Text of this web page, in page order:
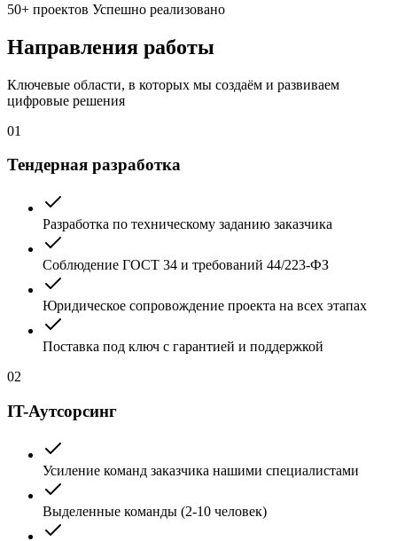
50+ проектов Успешно реализовано
Направления работы
Ключевые области, в которых мы создаём и развиваем
цифровые решения
01
Тендерная разработка
Разработка по техническому заданию заказчика
Соблюдение ГОСТ 34 и требований 44/223-ФЗ
Юридическое сопровождение проекта на всех этапах
Поставка под ключ с гарантией и поддержкой
02
IT-Аутсорсинг
Усиление команд заказчика нашими специалистами
Выделенные команды (2-10 человек)